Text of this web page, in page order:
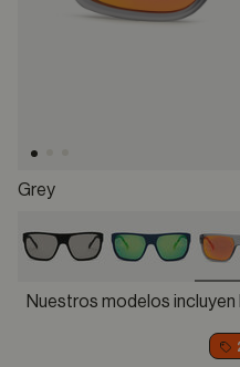
Grey
Nuestros modelos incluyen